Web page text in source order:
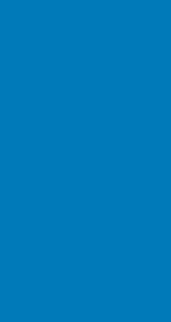
水、污水、废水和降低
相成的。在垃圾填埋
之后排出。而水排出
合土工膜和土工膜
以有效的防水、防渗，
水随意的渗漏影响到
堤坝
减少堤坝所受的浮力
质量控制主要是成槽
问题就是连锁反应，